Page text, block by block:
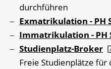
durchführen
Exmatrikulation - PH
Immatrikulation - PH
Studienplatz-Broker
Freie Studienplätze